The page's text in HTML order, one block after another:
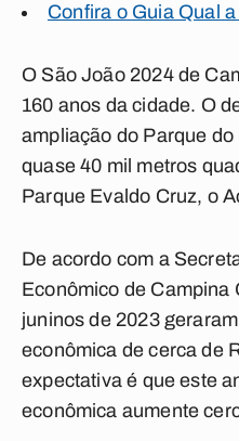
Confira o Guia Qual
O São João 2024 de
160 anos da cidade. O
ampliação do Parque
quase 40 mil metros
Parque Evaldo Cruz, o
De acordo com a
Econômico de Campina
juninos de 2023
econômica de cerca de
expectativa é que este
econômica aumente